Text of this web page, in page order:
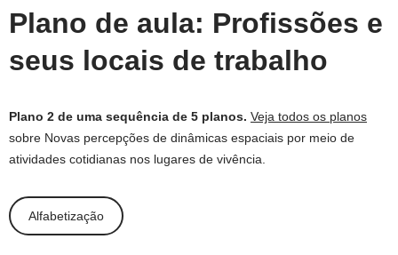
Plano de aula: Profissões e
seus locais de trabalho
Plano 2 de uma sequência de 5 planos. Veja todos os planos
sobre Novas percepções de dinâmicas espaciais por meio de
atividades cotidianas nos lugares de vivência.
Alfabetização